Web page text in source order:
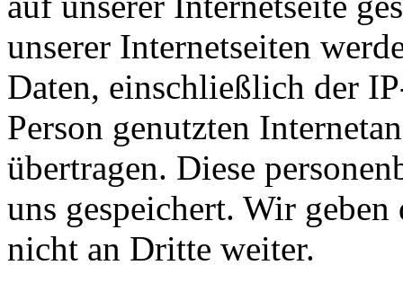
unserer Internetseiten
Daten, einschließlich der
Person genutzten
übertragen. Diese
uns gespeichert. Wir geben
nicht an Dritte weiter.